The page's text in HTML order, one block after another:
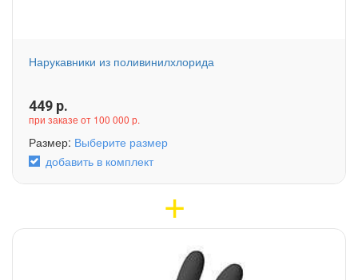
Нарукавники из поливинилхлорида
449 р.
при заказе от 100 000 р.
Размер: Выберите размер
добавить в комплект